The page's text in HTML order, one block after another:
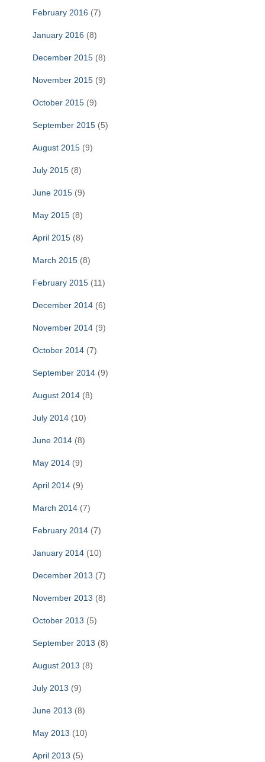
February 2016 (7)
January 2016 (8)
December 2015 (8)
November 2015 (9)
October 2015 (9)
September 2015 (5)
August 2015 (9)
July 2015 (8)
June 2015 (9)
May 2015 (8)
April 2015 (8)
March 2015 (8)
February 2015 (11)
December 2014 (6)
November 2014 (9)
October 2014 (7)
September 2014 (9)
August 2014 (8)
July 2014 (10)
June 2014 (8)
May 2014 (9)
April 2014 (9)
March 2014 (7)
February 2014 (7)
January 2014 (10)
December 2013 (7)
November 2013 (8)
October 2013 (5)
September 2013 (8)
August 2013 (8)
July 2013 (9)
June 2013 (8)
May 2013 (10)
April 2013 (5)